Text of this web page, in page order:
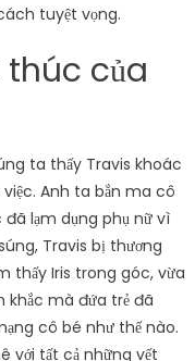
tuyệt vọng.
thúc của
ta thấy Travis khoác
Anh ta bắn ma cô
đã lạm dụng phụ nữ vì
Travis bị thương
thấy Iris trong góc, vừa
khắc mà đứa trẻ đã
cô bé như thế nào.
với tất cả những vết